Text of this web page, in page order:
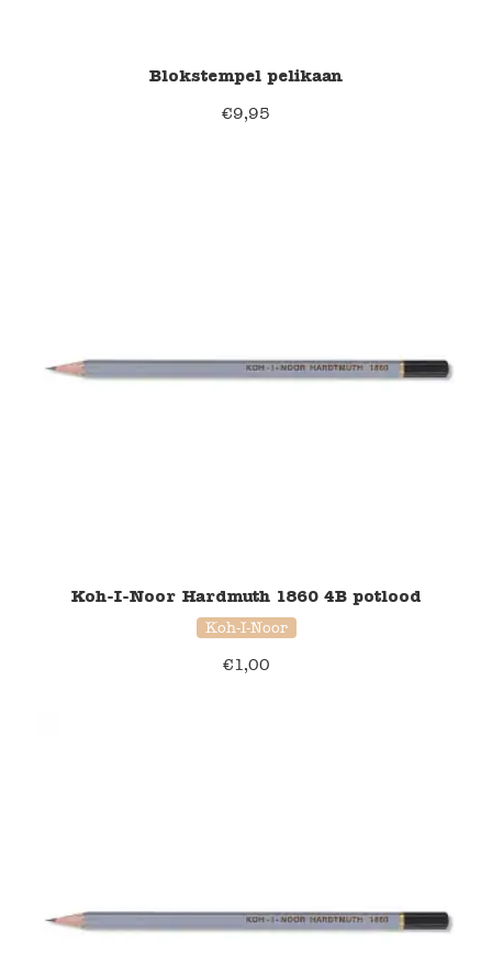
Blokstempel pelikaan
€9,95
Koh-I-Noor Hardmuth 1860 4B potlood
Koh-I-Noor
€1,00